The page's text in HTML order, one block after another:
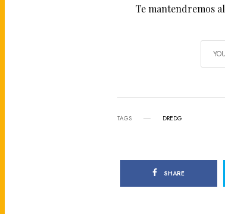
Te mantendremos
TAGS DREDG
SHARE